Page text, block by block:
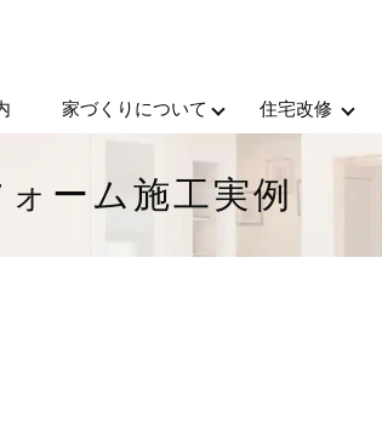
家づくりについて 住宅改修
ォーム施工実例